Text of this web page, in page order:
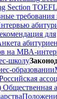
Section TOEFL
требования
для
на МВА-
школу
образовании
Общественная